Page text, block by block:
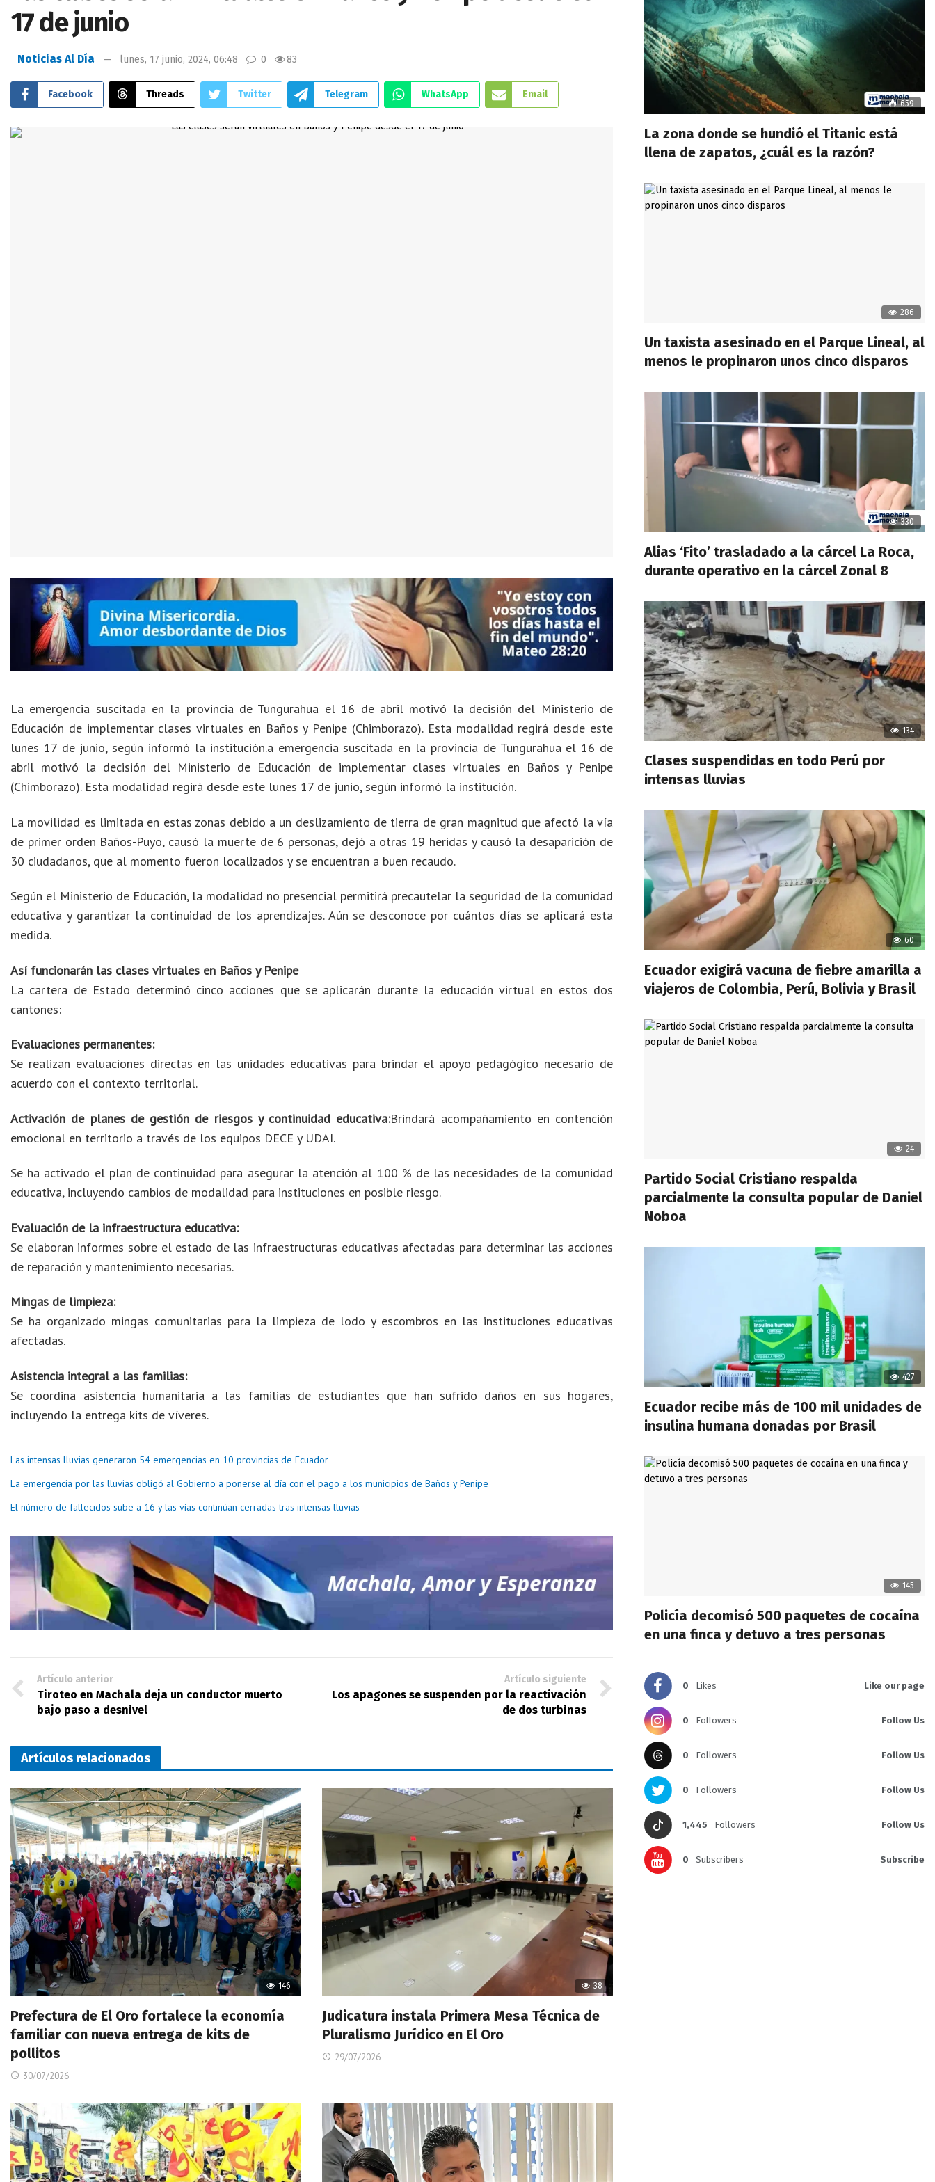
17 de junio
Noticias Al Día lunes, 17 junio, 2024, 06:48 0 83
Facebook Threads Twitter Telegram WhatsApp Email
La emergencia suscitada en la provincia de Tungurahua el 16 de abril motivó la decisión del Ministerio de
Educación de implementar clases virtuales en Baños y Penipe (Chimborazo). Esta modalidad regirá desde este
lunes 17 de junio, según informó la institución.a emergencia suscitada en la provincia de Tungurahua el 16 de
abril motivó la decisión del Ministerio de Educación de implementar clases virtuales en Baños y Penipe
(Chimborazo). Esta modalidad regirá desde este lunes 17 de junio, según informó la institución.
La movilidad es limitada en estas zonas debido a un deslizamiento de tierra de gran magnitud que afectó la vía
de primer orden Baños-Puyo, causó la muerte de 6 personas, dejó a otras 19 heridas y causó la desaparición de
30 ciudadanos, que al momento fueron localizados y se encuentran a buen recaudo.
Según el Ministerio de Educación, la modalidad no presencial permitirá precautelar la seguridad de la comunidad
educativa y garantizar la continuidad de los aprendizajes. Aún se desconoce por cuántos días se aplicará esta
medida.
Así funcionarán las clases virtuales en Baños y Penipe
La cartera de Estado determinó cinco acciones que se aplicarán durante la educación virtual en estos dos
cantones:
Evaluaciones permanentes:
Se realizan evaluaciones directas en las unidades educativas para brindar el apoyo pedagógico necesario de
acuerdo con el contexto territorial.
Activación de planes de gestión de riesgos y continuidad educativa:Brindará acompañamiento en contención
emocional en territorio a través de los equipos DECE y UDAI.
Se ha activado el plan de continuidad para asegurar la atención al 100 % de las necesidades de la comunidad
educativa, incluyendo cambios de modalidad para instituciones en posible riesgo.
Evaluación de la infraestructura educativa:
Se elaboran informes sobre el estado de las infraestructuras educativas afectadas para determinar las acciones
de reparación y mantenimiento necesarias.
Mingas de limpieza:
Se ha organizado mingas comunitarias para la limpieza de lodo y escombros en las instituciones educativas
afectadas.
Asistencia integral a las familias:
Se coordina asistencia humanitaria a las familias de estudiantes que han sufrido daños en sus hogares,
incluyendo la entrega kits de víveres.
Las intensas lluvias generaron 54 emergencias en 10 provincias de Ecuador
La emergencia por las lluvias obligó al Gobierno a ponerse al día con el pago a los municipios de Baños y Penipe
El número de fallecidos sube a 16 y las vías continúan cerradas tras intensas lluvias
Artículo anterior
Tiroteo en Machala deja un conductor muerto
bajo paso a desnivel
Artículo siguiente
Los apagones se suspenden por la reactivación
de dos turbinas
Artículos relacionados
146
Prefectura de El Oro fortalece la economía
familiar con nueva entrega de kits de
pollitos
30/07/2026
38
Judicatura instala Primera Mesa Técnica de
Pluralismo Jurídico en El Oro
29/07/2026
659
La zona donde se hundió el Titanic está
llena de zapatos, ¿cuál es la razón?
286
Un taxista asesinado en el Parque Lineal, al
menos le propinaron unos cinco disparos
330
Alias ‘Fito’ trasladado a la cárcel La Roca,
durante operativo en la cárcel Zonal 8
134
Clases suspendidas en todo Perú por
intensas lluvias
60
Ecuador exigirá vacuna de fiebre amarilla a
viajeros de Colombia, Perú, Bolivia y Brasil
24
Partido Social Cristiano respalda
parcialmente la consulta popular de Daniel
Noboa
427
Ecuador recibe más de 100 mil unidades de
insulina humana donadas por Brasil
145
Policía decomisó 500 paquetes de cocaína
en una finca y detuvo a tres personas
0 Likes Like our page
0 Followers Follow Us
0 Followers Follow Us
0 Followers Follow Us
1,445 Followers Follow Us
0 Subscribers Subscribe